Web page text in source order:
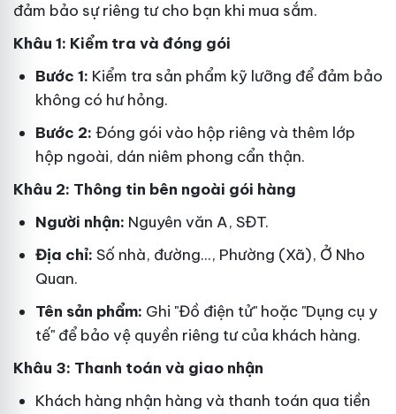
đảm bảo sự riêng tư cho bạn khi mua sắm.
Khâu 1: Kiểm tra và đóng gói
Bước 1: Kiểm tra sản phẩm kỹ lưỡng để đảm bảo
không có hư hỏng.
Bước 2: Đóng gói vào hộp riêng và thêm lớp
hộp ngoài, dán niêm phong cẩn thận.
Khâu 2: Thông tin bên ngoài gói hàng
Người nhận: Nguyên văn A, SĐT.
Địa chỉ: Số nhà, đường..., Phường (Xã), Ở Nho
Quan.
Tên sản phẩm: Ghi "Đồ điện tử" hoặc "Dụng cụ y
tế" để bảo vệ quyền riêng tư của khách hàng.
Khâu 3: Thanh toán và giao nhận
Khách hàng nhận hàng và thanh toán qua tiền